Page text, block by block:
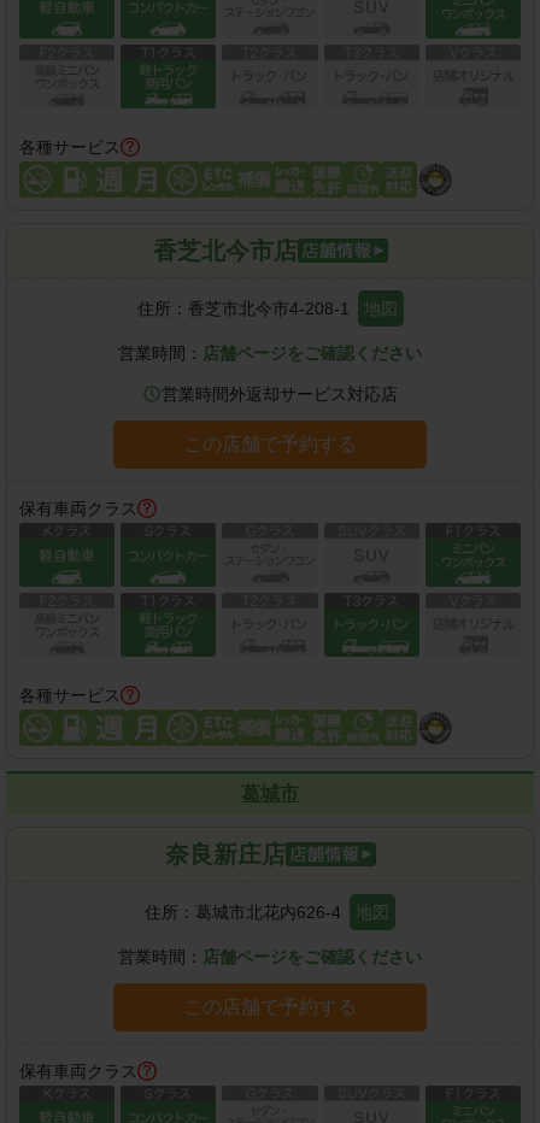
各種サービス
香芝北今市店
住所： 香芝市北今市4-208-1 地図
営業時間： 店舗ページをご確認ください
営業時間外返却サービス対応店
この店舗で予約する
保有車両クラス
各種サービス
葛城市
奈良新庄店
住所： 葛城市北花内626-4 地図
営業時間： 店舗ページをご確認ください
この店舗で予約する
保有車両クラス